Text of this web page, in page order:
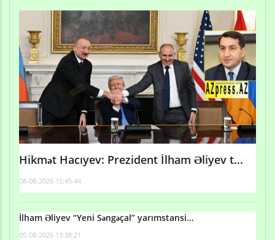
Hikmət Hacıyev: Prezident İlham Əliyev t...
08-08-2026 15:45:44
İlham Əliyev “Yeni Səngəçal” yarımstansi...
05-08-2026 13:38:21